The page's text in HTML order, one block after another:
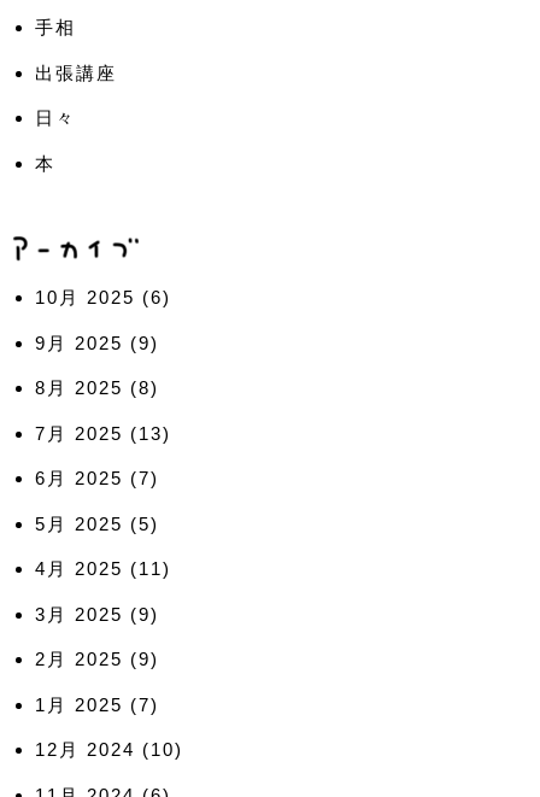
手相
出張講座
日々
本
10月 2025 (6)
9月 2025 (9)
8月 2025 (8)
7月 2025 (13)
6月 2025 (7)
5月 2025 (5)
4月 2025 (11)
3月 2025 (9)
2月 2025 (9)
1月 2025 (7)
12月 2024 (10)